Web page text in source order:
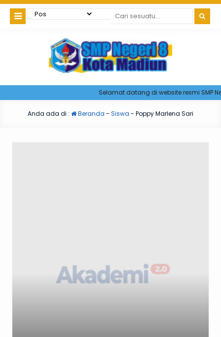
Selamat datang di website resmi SMP
Anda ada di : Beranda - Siswa - Poppy Marlena Sari